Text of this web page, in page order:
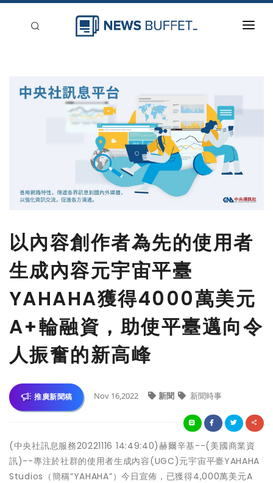
以內容創作者為先的使用者
生成內容元宇宙平臺
YAHAHA獲得4000萬美元
A+輪融資，助使平臺邁向令
人振奮的新高峰
推廣新聞稿 Nov 16,2022 新聞 新聞時事
(中央社訊息服務20221116 14:49:40)赫爾辛基--(美國商業資
訊)--專注於社群的使用者生成內容(UGC)元宇宙平臺YAHAHA
Studios（簡稱“YAHAHA”）今日宣佈，已獲得4,000萬美元A